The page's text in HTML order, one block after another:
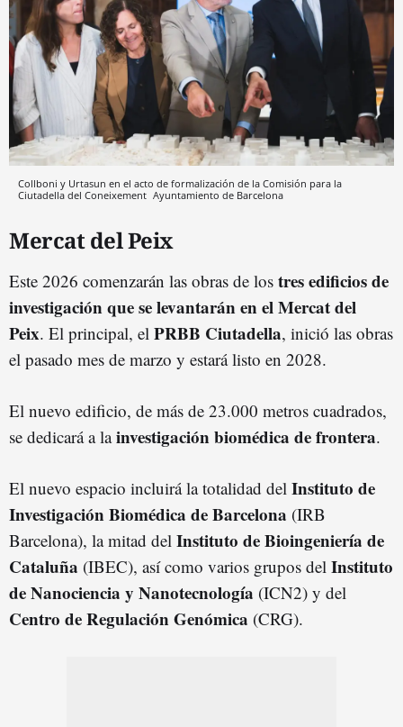
Collboni y Urtasun en el acto de formalización de la Comisión para la
Ciutadella del Coneixement Ayuntamiento de Barcelona
Mercat del Peix
Este 2026 comenzarán las obras de los tres edificios de
investigación que se levantarán en el Mercat del
Peix. El principal, el PRBB Ciutadella, inició las obras
el pasado mes de marzo y estará listo en 2028.
El nuevo edificio, de más de 23.000 metros cuadrados,
se dedicará a lainvestigación biomédica de frontera.
El nuevo espacio incluirá la totalidad del Instituto de
Investigación Biomédica de Barcelona (IRB
Barcelona), la mitad del Instituto de Bioingeniería de
Cataluña (IBEC), así como varios grupos del Instituto
de Nanociencia y Nanotecnología (ICN2) y del
Centro de Regulación Genómica (CRG).